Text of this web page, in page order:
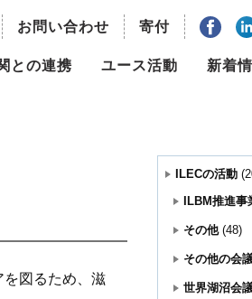
お問い合わせ 寄付
facebookLinkdinYouTube
との連携 ユース活動 新着
世界湖沼会議
国際機関との連携
ニュ
出版物
を図るため、滋
ILECの活動
ILBM推進事
その他(48)
その他の会
世界湖沼会